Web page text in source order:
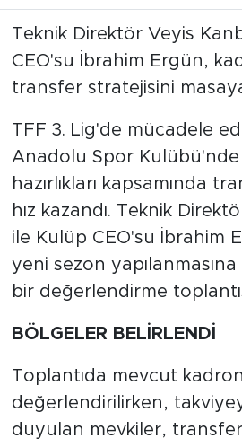
Teknik Direktör Veyis
CEO'su İbrahim Ergün,
transfer stratejisini masaya
TFF 3. Lig'de mücadele
Anadolu Spor Kulübü'nde
hazırlıkları kapsamında
hız kazandı. Teknik
ile Kulüp CEO'su İbrahim
yeni sezon yapılanmasına
bir değerlendirme
BÖLGELER BELİRLENDİ
Toplantıda mevcut
değerlendirilirken,
duyulan mevkiler,
Politika